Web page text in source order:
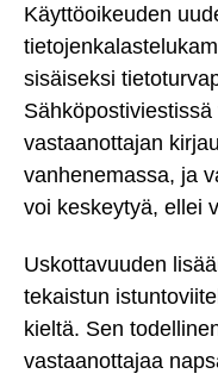
Käyttöoikeuden
sisäiseksi
vastaanottajan
vanhenemassa, ja
voi keskeytyä, ellei
Uskottavuuden
tekaistun
kieltä. Sen
vastaanottajaa